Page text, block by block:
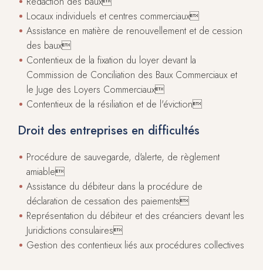
Locaux individuels et centres commerciaux
Assistance en matière de renouvellement et de cession
des baux
Contentieux de la fixation du loyer devant la
Commission de Conciliation des Baux Commerciaux et
le Juge des Loyers Commerciaux
Contentieux de la résiliation et de l'éviction
Droit des entreprises en difficultés
Procédure de sauvegarde, d'alerte, de règlement
amiable
Assistance du débiteur dans la procédure de
déclaration de cessation des paiements
Représentation du débiteur et des créanciers devant les
Juridictions consulaires
Gestion des contentieux liés aux procédures collectives